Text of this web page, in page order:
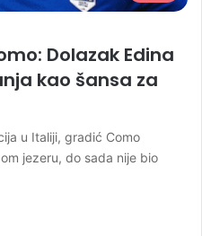
Dolazak Edina
kao šansa za
u Italiji, gradić Como
jezeru, do sada nije bio